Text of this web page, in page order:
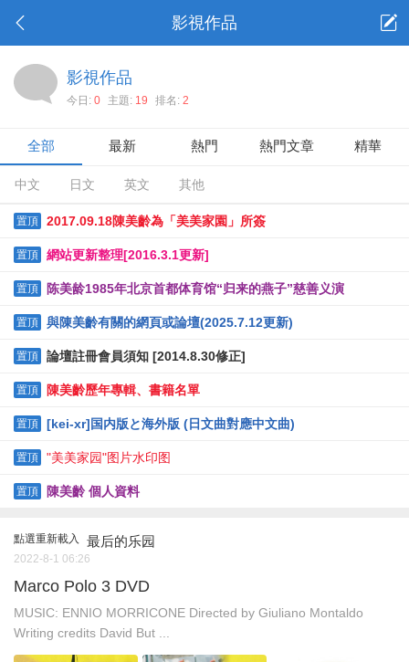
影視作品
影視作品
今日: 0 主題: 19 排名: 2
全部 最新 熱門 熱門文章 精華
中文 日文 英文 其他
置頂 2017.09.18陳美齡為「美美家園」所簽
置頂 網站更新整理[2016.3.1更新]
置頂 陈美龄1985年北京首都体育馆“归来的燕子”慈善义演
置頂 與陳美齡有關的網頁或論壇(2025.7.12更新)
置頂 論壇註冊會員須知 [2014.8.30修正]
置頂 陳美齡歷年專輯、書籍名單
置頂 [kei-xr]国内版と海外版 (日文曲對應中文曲)
置頂 "美美家园"图片水印图
置頂 陳美齡 個人資料
點選重新載入 最后的乐园
2022-8-1 06:26
Marco Polo 3 DVD
MUSIC: ENNIO MORRICONE Directed by Giuliano Montaldo
Writing credits David But ...